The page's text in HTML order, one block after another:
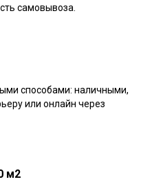
самовывоза.
способами: наличными,
или онлайн через
м2